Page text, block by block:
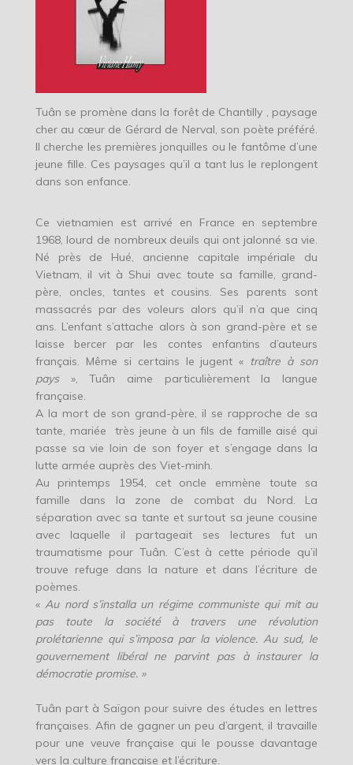
Tuân se promène dans la forêt de Chantilly , paysage
cher au cœur de Gérard de Nerval, son poète préféré.
Il cherche les premières jonquilles ou le fantôme d’une
jeune fille. Ces paysages qu’il a tant lus le replongent
dans son enfance.
Ce vietnamien est arrivé en France en septembre
1968, lourd de nombreux deuils qui ont jalonné sa vie.
Né près de Hué, ancienne capitale impériale du
Vietnam, il vit à Shui avec toute sa famille, grand-
père, oncles, tantes et cousins. Ses parents sont
massacrés par des voleurs alors qu’il n’a que cinq
ans. L’enfant s’attache alors à son grand-père et se
laisse bercer par les contes enfantins d’auteurs
français. Même si certains le jugent « traître à son
pays», Tuân aime particulièrement la langue
française.
A la mort de son grand-père, il se rapproche de sa
tante, mariée très jeune à un fils de famille aisé qui
passe sa vie loin de son foyer et s’engage dans la
lutte armée auprès des Viet-minh.
Au printemps 1954, cet oncle emmène toute sa
famille dans la zone de combat du Nord. La
séparation avec sa tante et surtout sa jeune cousine
avec laquelle il partageait ses lectures fut un
traumatisme pour Tuân. C’est à cette période qu’il
trouve refuge dans la nature et dans l’écriture de
poèmes.
«Au nord s’installa un régime communiste qui mit au
pas toute la société à travers une révolution
prolétarienne qui s’imposa par la violence. Au sud, le
gouvernement libéral ne parvint pas à instaurer la
démocratie promise. »
Tuân part à Saïgon pour suivre des études en lettres
françaises. Afin de gagner un peu d’argent, il travaille
pour une veuve française qui le pousse davantage
vers la culture française et l’écriture.